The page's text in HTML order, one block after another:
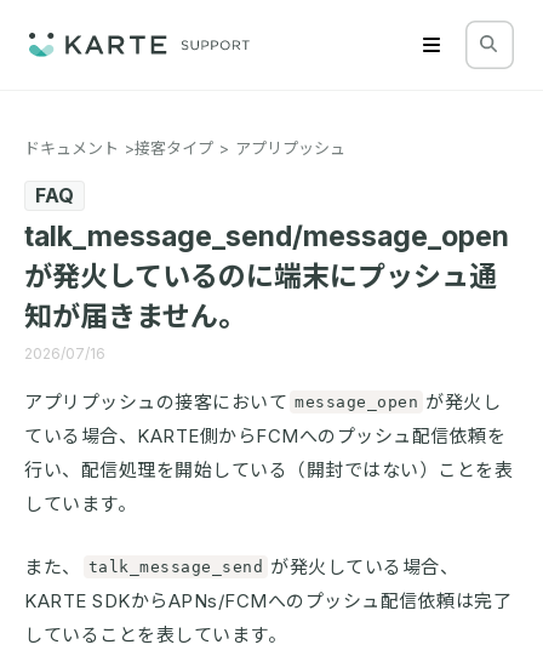
ドキュメント 接客タイプ アプリプッシュ
FAQ
talk_message_send/message_open
が発火しているのに端末にプッシュ通
知が届きません。
2026/07/16
アプリプッシュの接客において message_open が発火し
ている場合、KARTE側からFCMへのプッシュ配信依頼を
行い、配信処理を開始している（開封ではない）ことを表
しています。
また、 talk_message_send が発火している場合、
KARTE SDKからAPNs/FCMへのプッシュ配信依頼は完了
していることを表しています。